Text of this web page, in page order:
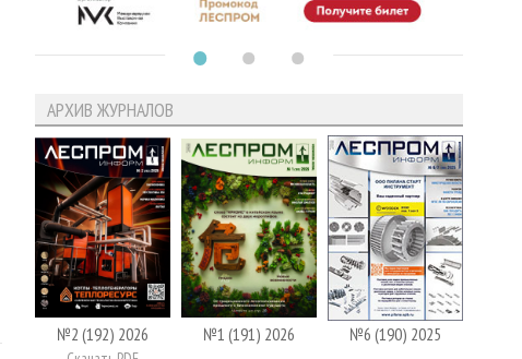
АРХИВ ЖУРНАЛОВ
№2 (192) 2026 №1 (191) 2026 №6 (190) 2025